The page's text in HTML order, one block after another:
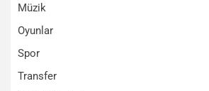
Müzik
Oyunlar
Spor
Transfer